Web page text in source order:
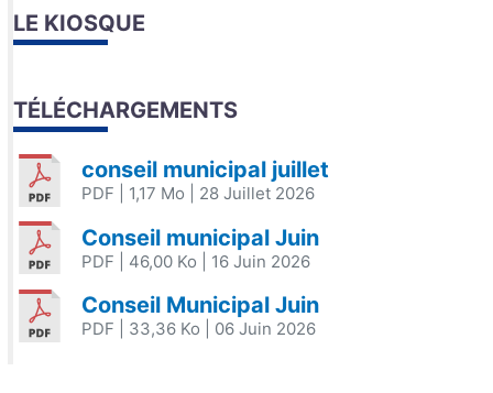
LE KIOSQUE
TÉLÉCHARGEMENTS
conseil municipal juillet
PDF | 1,17 Mo | 28 Juillet 2026
Conseil municipal Juin
PDF | 46,00 Ko | 16 Juin 2026
Conseil Municipal Juin
PDF | 33,36 Ko | 06 Juin 2026